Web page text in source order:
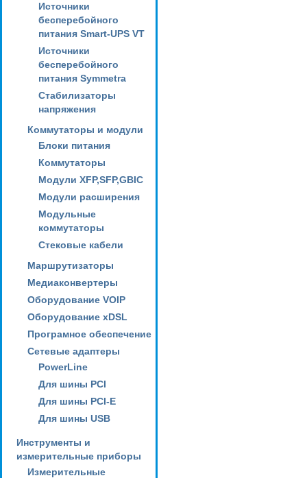
Источники
бесперебойного
питания Smart-UPS VT
Источники
бесперебойного
питания Symmetra
Стабилизаторы
напряжения
Коммутаторы и модули
Блоки питания
Коммутаторы
Модули XFP,SFP,GBIC
Модули расширения
Модульные
коммутаторы
Стековые кабели
Маршрутизаторы
Медиаконвертеры
Оборудование VOIP
Оборудование xDSL
Програмное обеспечение
Сетевые адаптеры
PowerLine
Для шины PCI
Для шины PCI-E
Для шины USB
Инструменты и
измерительные приборы
Измерительные